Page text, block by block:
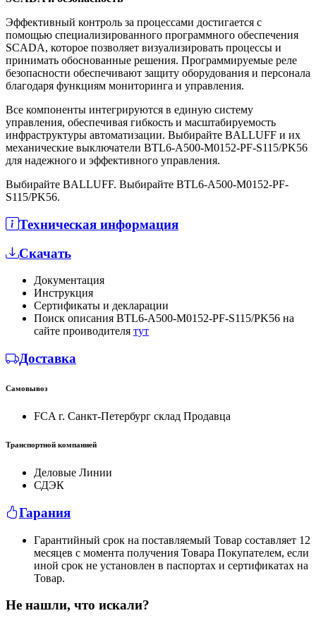
Эффективный контроль за процессами достигается с
помощью специализированного программного обеспечения
SCADA, которое позволяет визуализировать процессы и
принимать обоснованные решения. Программируемые реле
безопасности обеспечивают защиту оборудования и персонала
благодаря функциям мониторинга и управления.
Все компоненты интегрируются в единую систему
управления, обеспечивая гибкость и масштабируемость
инфраструктуры автоматизации. Выбирайте BALLUFF и их
механические выключатели BTL6-A500-M0152-PF-S115/PK56
для надежного и эффективного управления.
Выбирайте BALLUFF. Выбирайте BTL6-A500-M0152-PF-
S115/PK56.
Техническая информация
Скачать
Документация
Инструкция
Сертификаты и декларации
Поиск описания BTL6-A500-M0152-PF-S115/PK56 на
сайте проиводителя тут
Доставка
Самовывоз
FCA г. Санкт-Петербург склад Продавца
Транспортной компанией
Деловые Линии
СДЭК
Гарания
Гарантийный срок на поставляемый Товар составляет 12
месяцев с момента получения Товара Покупателем, если
иной срок не установлен в паспортах и сертификатах на
Товар.
Не нашли, что искали?